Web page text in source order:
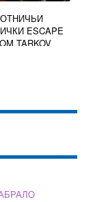
ESCAPE
TARKOV